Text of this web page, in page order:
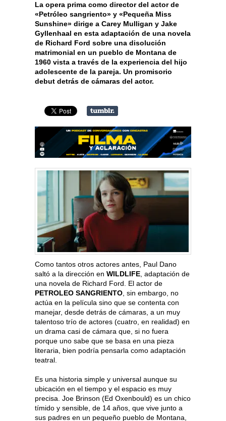
La opera prima como director del actor de
«Petróleo sangriento» y «Pequeña Miss
Sunshine» dirige a Carey Mulligan y Jake
Gyllenhaal en esta adaptación de una novela
de Richard Ford sobre una disolución
matrimonial en un pueblo de Montana de
1960 vista a través de la experiencia del hijo
adolescente de la pareja. Un promisorio
debut detrás de cámaras del actor.
Como tantos otros actores antes, Paul Dano
saltó a la dirección en WILDLIFE, adaptación de
una novela de Richard Ford. El actor de
PETROLEO SANGRIENTO, sin embargo, no
actúa en la película sino que se contenta con
manejar, desde detrás de cámaras, a un muy
talentoso trío de actores (cuatro, en realidad) en
un drama casi de cámara que, si no fuera
porque uno sabe que se basa en una pieza
literaria, bien podría pensarla como adaptación
teatral.
Es una historia simple y universal aunque su
ubicación en el tiempo y el espacio es muy
precisa. Joe Brinson (Ed Oxenbould) es un chico
tímido y sensible, de 14 años, que vive junto a
sus padres en un pequeño pueblo de Montana,